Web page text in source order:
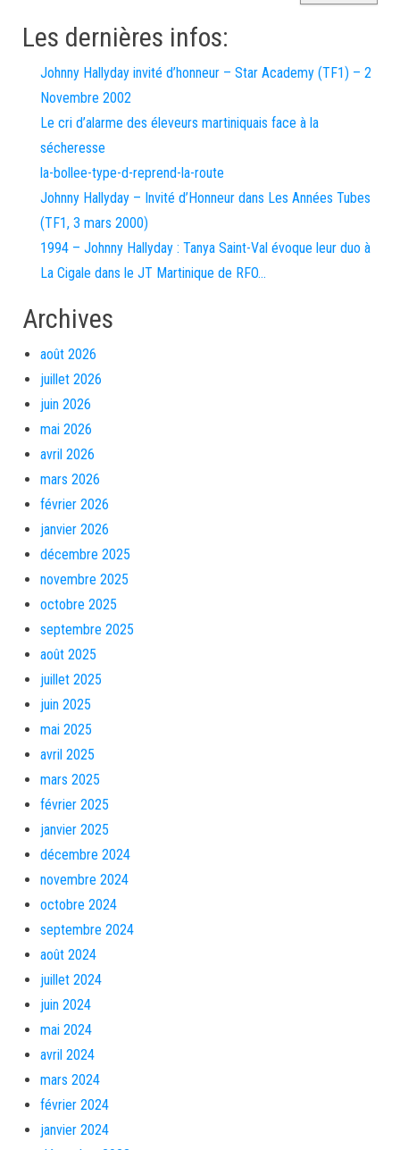
Les dernières infos:
Johnny Hallyday invité d’honneur – Star Academy (TF1) – 2
Novembre 2002
Le cri d’alarme des éleveurs martiniquais face à la
sécheresse
la-bollee-type-d-reprend-la-route
Johnny Hallyday – Invité d’Honneur dans Les Années Tubes
(TF1, 3 mars 2000)
1994 – Johnny Hallyday : Tanya Saint-Val évoque leur duo à
La Cigale dans le JT Martinique de RFO…
Archives
août 2026
juillet 2026
juin 2026
mai 2026
avril 2026
mars 2026
février 2026
janvier 2026
décembre 2025
novembre 2025
octobre 2025
septembre 2025
août 2025
juillet 2025
juin 2025
mai 2025
avril 2025
mars 2025
février 2025
janvier 2025
décembre 2024
novembre 2024
octobre 2024
septembre 2024
août 2024
juillet 2024
juin 2024
mai 2024
avril 2024
mars 2024
février 2024
janvier 2024